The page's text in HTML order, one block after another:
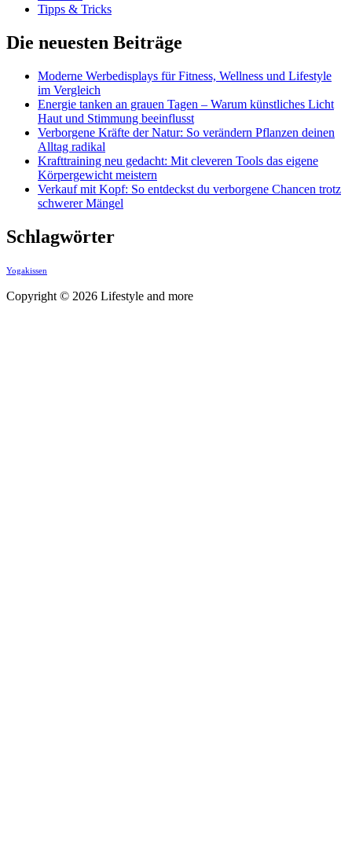
Tipps & Tricks
Die neuesten Beiträge
Moderne Werbedisplays für Fitness, Wellness und Lifestyle
im Vergleich
Energie tanken an grauen Tagen – Warum künstliches Licht
Haut und Stimmung beeinflusst
Verborgene Kräfte der Natur: So verändern Pflanzen deinen
Alltag radikal
Krafttraining neu gedacht: Mit cleveren Tools das eigene
Körpergewicht meistern
Verkauf mit Kopf: So entdeckst du verborgene Chancen trotz
schwerer Mängel
Schlagwörter
Yogakissen
Copyright © 2026 Lifestyle and more